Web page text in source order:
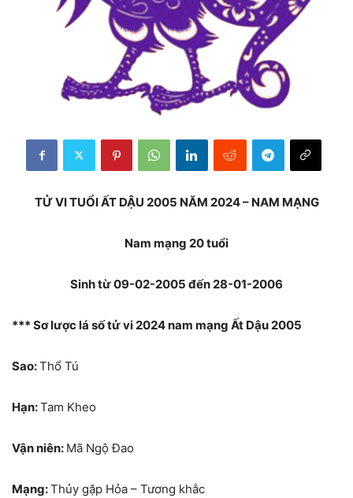
TỬ VI TUỔI ẤT DẬU 2005 NĂM 2024 – NAM MẠNG
Nam mạng 20 tuổi
Sinh từ 09-02-2005 đến 28-01-2006
*** Sơ lược lá số tử vi 2024 nam mạng Ất Dậu 2005
Sao:Thổ Tú
Hạn:Tam Kheo
Vận niên: Mã Ngộ Đao
Mạng:Thủy gặp Hỏa – Tương khắc